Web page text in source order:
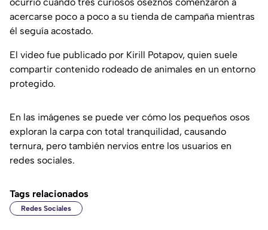
acercarse poco a poco a su tienda de campaña mientras
él seguía acostado.
El video fue publicado por Kirill Potapov, quien suele
compartir contenido rodeado de animales en un entorno
protegido.
En las imágenes se puede ver cómo los pequeños osos
exploran la carpa con total tranquilidad, causando
ternura, pero también nervios entre los usuarios en
redes sociales.
Tags relacionados
Redes Sociales